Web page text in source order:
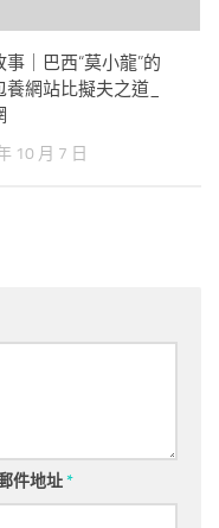
事｜巴西“莫小龍”的
養網站比擬夫之道_
10 月 7 日
件地址*